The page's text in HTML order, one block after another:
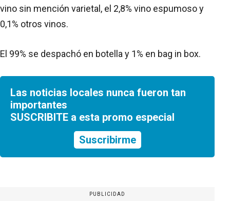
vino sin mención varietal, el 2,8% vino espumoso y
0,1% otros vinos.
El 99% se despachó en botella y 1% en bag in box.
Las noticias locales nunca fueron tan
importantes
SUSCRIBITE a esta promo especial
Suscribirme
PUBLICIDAD